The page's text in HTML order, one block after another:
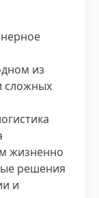
из
сложных
жизненно
решения
и